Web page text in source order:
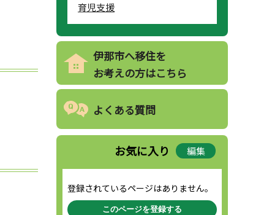
育児支援
伊那市へ移住を
お考えの方はこちら
よくある質問
お気に入り 編集
登録されているページはありません。
このページを登録する